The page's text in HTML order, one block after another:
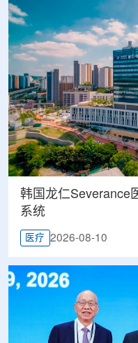
韩国龙仁Severance
系统
医疗 2026-08-10